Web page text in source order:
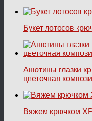
Букет лотосов
Анютины глазки
цветочная
Вяжем крючком